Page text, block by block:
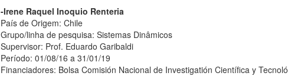
-Irene Raquel Inoquio Renteria
País de Origem: Chile
Grupo/linha de pesquisa: Sistemas Dinâmicos
Supervisor: Prof. Eduardo Garibaldi
Período: 01/08/16 a 31/01/19
Financiadores: Bolsa Comisión Nacional de Investigatión Científica y